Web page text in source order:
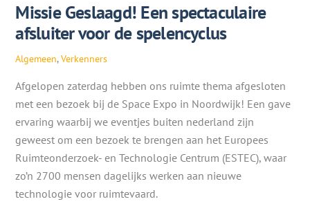
Missie Geslaagd! Een spectaculaire
afsluiter voor de spelencyclus
Algemeen,Verkenners
Afgelopen zaterdag hebben ons ruimte thema afgesloten
met een bezoek bij de Space Expo in Noordwijk! Een gave
ervaring waarbij we eventjes buiten nederland zijn
geweest om een bezoek te brengen aan het Europees
Ruimteonderzoek- en Technologie Centrum (ESTEC), waar
zo’n 2700 mensen dagelijks werken aan nieuwe
technologie voor ruimtevaard.